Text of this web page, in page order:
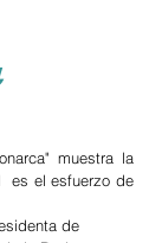
muestra la
es el esfuerzo de